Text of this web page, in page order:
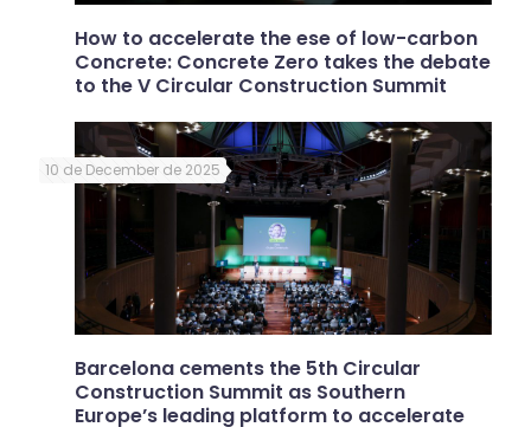
How to accelerate the ese of low-carbon
Concrete: Concrete Zero takes the debate
to the V Circular Construction Summit
10 de December de 2025
Barcelona cements the 5th Circular
Construction Summit as Southern
Europe’s leading platform to accelerate